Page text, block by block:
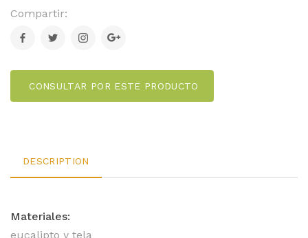
Compartir:
CONSULTAR POR ESTE PRODUCTO
DESCRIPTION
Materiales:
eucalipto y tela